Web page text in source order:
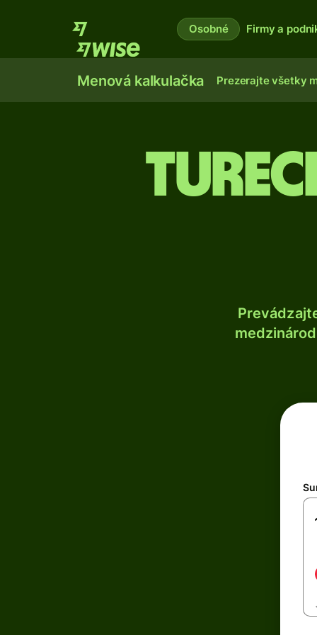
Osobné Firmy a
Menová kalkulačka Prezerajte všetky